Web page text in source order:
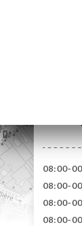
08:00-
08:00-
08:00-
08:00-